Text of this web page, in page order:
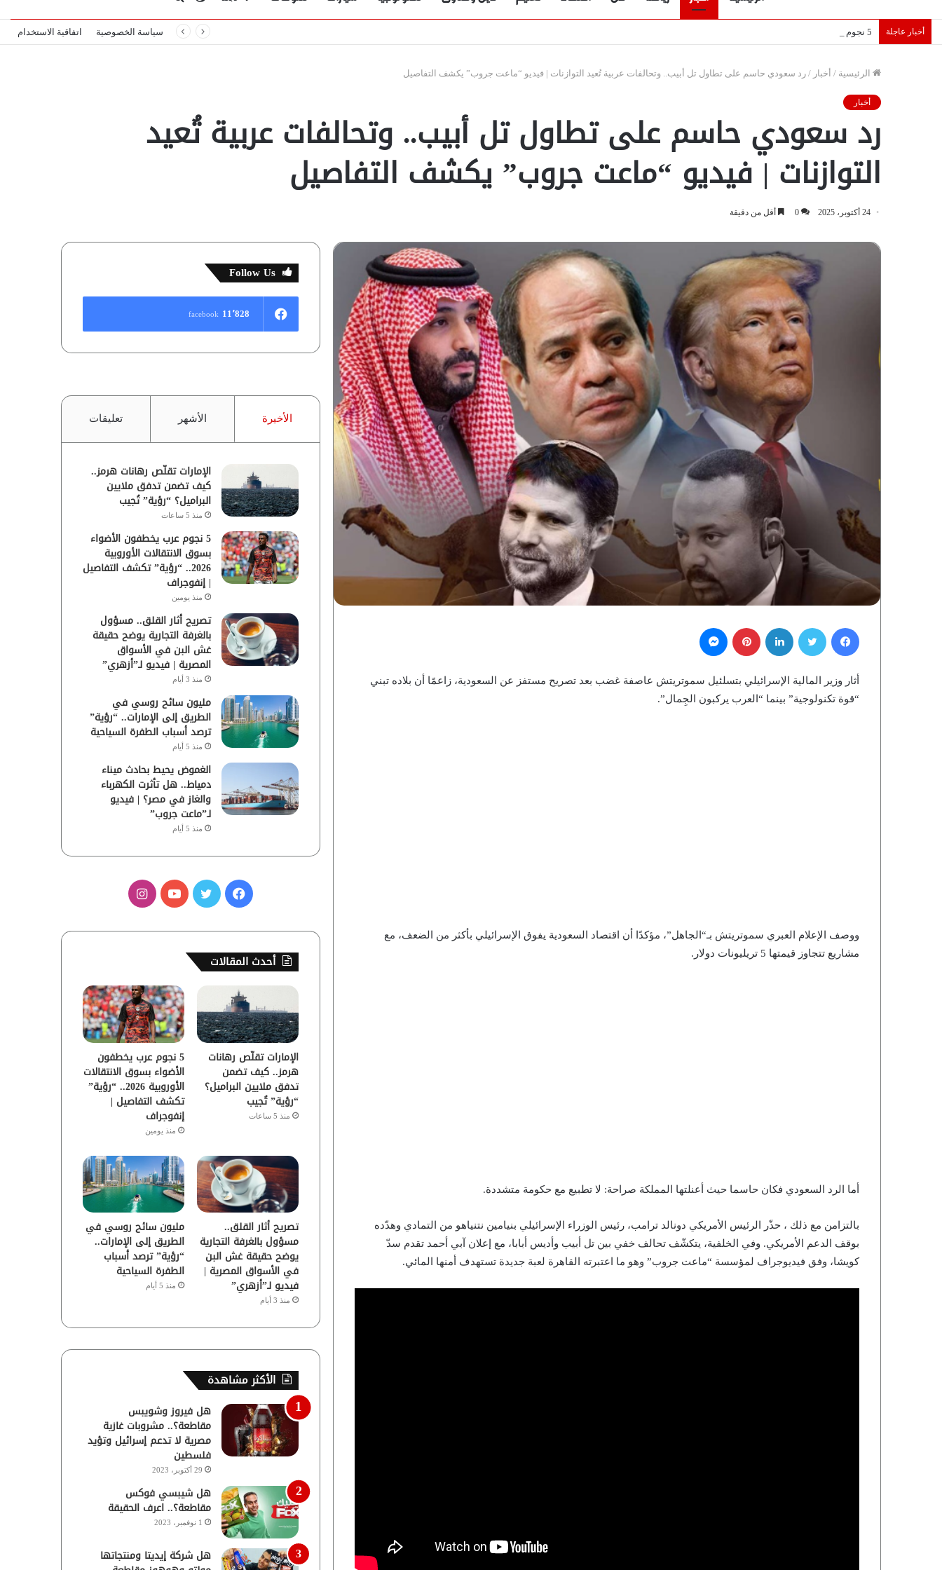
عنالمظلم
أخبار عاجلة 5 نجوم عرب يخطفون الأضواء بسوق الانتقالات الأوروبية 2026.. “رؤية” تكشف التفاصيل | إنفوجراف سياسة الخصوصية اتفاقية الاستخدام
الرئيسية / أخبار / رد سعودي حاسم على تطاول تل أبيب.. وتحالفات عربية تُعيد التوازنات | فيديو “ماعت جروب” يكشف التفاصيل
أخبار
رد سعودي حاسم على تطاول تل أبيب.. وتحالفات عربية تُعيد
التوازنات | فيديو “ماعت جروب” يكشف التفاصيل
24 أكتوبر، 2025 0 أقل من دقيقة
أثار وزير المالية الإسرائيلي بتسلئيل سموتريتش عاصفة غضب بعد تصريح مستفز عن السعودية، زاعمًا أن بلاده تبني
“قوة تكنولوجية” بينما “العرب يركبون الجِمال”.
ووصف الإعلام العبري سموتريتش بـ“الجاهل”، مؤكدًا أن اقتصاد السعودية يفوق الإسرائيلي بأكثر من الضعف، مع
مشاريع تتجاوز قيمتها 5 تريليونات دولار.
أما الرد السعودي فكان حاسما حيث أعنلتها المملكة صراحة: لا تطبيع مع حكومة متشددة.
بالتزامن مع ذلك ، حذّر الرئيس الأمريكي دونالد ترامب، رئيس الوزراء الإسرائيلي بنيامين نتنياهو من التمادي وهدّده
بوقف الدعم الأمريكي. وفي الخلفية، يتكشّف تحالف خفي بين تل أبيب وأديس أبابا، مع إعلان آبي أحمد تقدم سدّ
كويشا، وفق فيديوجراف لمؤسسة “ماعت جروب” وهو ما اعتبرته القاهرة لعبة جديدة تستهدف أمنها المائي.
حقبة تاريخية.. 10 نجوم ينهون مسيرتهم
الدولية | إنفوجراف
Follow Us
11٬828 facebook
الأخيرة الأشهر تعليقات
الإمارات تقلّص رهانات هرمز..
كيف تضمن تدفق ملايين
البراميل؟ “رؤية” تُجيب
منذ 5 ساعات
5 نجوم عرب يخطفون الأضواء
بسوق الانتقالات الأوروبية
2026.. “رؤية” تكشف التفاصيل
| إنفوجراف
منذ يومين
تصريح أثار القلق.. مسؤول
بالغرفة التجارية يوضح حقيقة
غش البن في الأسواق
المصرية | فيديو لـ”أزهري”
منذ 3 أيام
مليون سائح روسي في
الطريق إلى الإمارات.. “رؤية”
ترصد أسباب الطفرة السياحية
منذ 5 أيام
الغموض يحيط بحادث ميناء
دمياط.. هل تأثرت الكهرباء
والغاز في مصر؟ | فيديو
لـ”ماعت جروب”
منذ 5 أيام
ف
س
و
ك
ي
و
ب
ا
ق
ر
ا
م
أحدث المقالات
الإمارات تقلّص رهانات
هرمز.. كيف تضمن
تدفق ملايين البراميل؟
“رؤية” تُجيب
منذ 5 ساعات
5 نجوم عرب يخطفون
الأضواء بسوق الانتقالات
الأوروبية 2026.. “رؤية”
تكشف التفاصيل |
إنفوجراف
منذ يومين
تصريح أثار القلق..
مسؤول بالغرفة التجارية
يوضح حقيقة غش البن
في الأسواق المصرية |
فيديو لـ”أزهري”
منذ 3 أيام
مليون سائح روسي في
الطريق إلى الإمارات..
“رؤية” ترصد أسباب
الطفرة السياحية
منذ 5 أيام
الأكثر مشاهدة
هل فيروز وشويبس
مقاطعة؟.. مشروبات غازية
مصرية لا تدعم إسرائيل وتؤيد
فلسطين
29 أكتوبر، 2023
هل شيبسي فوكس
مقاطعة؟.. اعرف الحقيقة
1 نوفمبر، 2023
هل شركة إيديتا ومنتجاتها